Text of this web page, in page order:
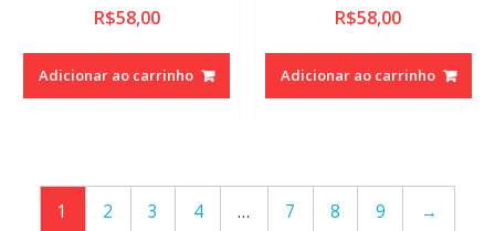
R$58,00
Adicionar ao carrinho
R$58,00
Adicionar ao carrinho
1 2 3 4 … 7 8 9 →